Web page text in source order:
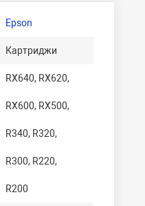
Epson
Картриджи
RX640, RX620,
RX600, RX500,
R340, R320,
R300, R220,
R200